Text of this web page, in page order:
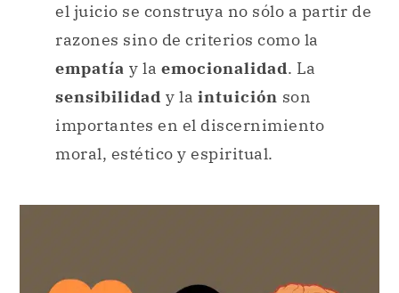
el juicio se construya no sólo a partir de
razones sino de criterios como la
empatía y la emocionalidad. La
sensibilidad y la intuición son
importantes en el discernimiento
moral, estético y espiritual.